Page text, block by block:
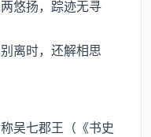
悠扬，踪迹无寻
离时，还解相思
吴七郡王（《书史